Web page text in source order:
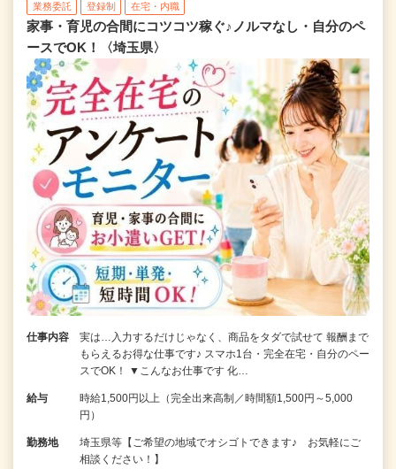
業務委託 登録制 在宅・内職
家事・育児の合間にコツコツ稼ぐ♪ノルマなし・自分のペ
ースでOK！〈埼玉県〉
仕事内容
実は…入力するだけじゃなく、商品をタダで試せて 報酬まで
もらえるお得な仕事です♪ スマホ1台・完全在宅・自分のペー
スでOK！ ▼こんなお仕事です 化…
給与
時給1,500円以上（完全出来高制／時間額1,500円～5,000
円）
勤務地
埼玉県等【ご希望の地域でオシゴトできます♪ お気軽にご
相談ください！】